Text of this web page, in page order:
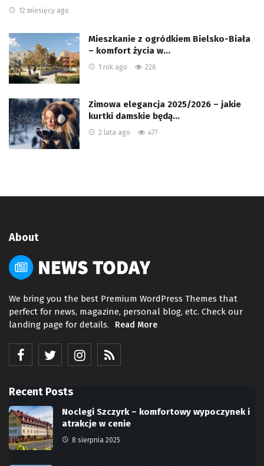
12 miesięcy ago
Mieszkanie z ogródkiem Bielsko-Biała
– komfort życia w…
1 rok ago 226
Zimowa elegancja 2025/2026 – jakie
kurtki damskie będą…
2 lata ago 477
About
We bring you the best Premium WordPress Themes that
perfect for news, magazine, personal blog, etc. Check our
landing page for details.
Read More
Recent Posts
Noclegi Szczyrk – komfortowy wypoczynek i
atrakcje w cenie
8 sierpnia 2025